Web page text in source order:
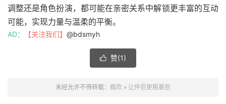
调整还是角色扮演，都可能在亲密关系中解锁更丰富的互动
可能，实现力量与温柔的平衡。
AD： 【关注我们】 @bdsmyh
 赞(1)
未经允许不得转载： 瘾欢 » 让伴侣更粗暴些